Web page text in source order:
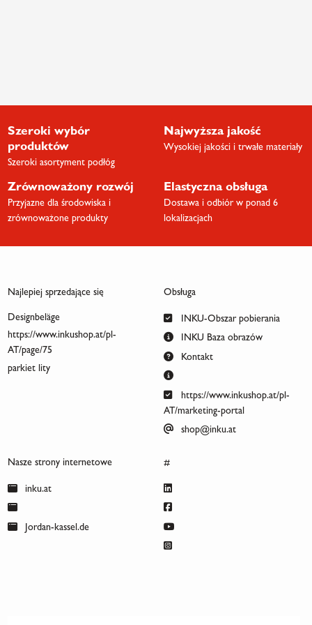
Szeroki wybór
produktów
Szeroki asortyment podłóg
Najwyższa jakość
Wysokiej jakości i trwałe materiały
Zrównoważony rozwój
Przyjazne dla środowiska i
zrównoważone produkty
Elastyczna obsługa
Dostawa i odbiór w ponad 6
lokalizacjach
Najlepiej sprzedające się
Designbeläge
https://www.inkushop.at/pl-
AT/page/75
parkiet lity
Obsługa
INKU-Obszar pobierania
INKU Baza obrazów
Kontakt
https://www.inkushop.at/pl-
AT/marketing-portal
shop@inku.at
Nasze strony internetowe
inku.at
Jordan-kassel.de
#